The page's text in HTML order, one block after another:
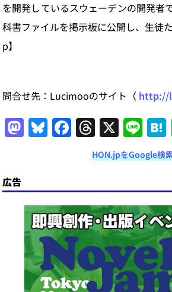
を開発しているスウェーデンの開発者
科書ファイルを掲示板に公開し、生徒
p】
問合せ先：Lucimooのサイト（ http://
M
a
o
d
o
n
Bl
u
s
k
y
F
a
e
b
o
o
k
T
h
re
a
d
s
X Li
n
e
HON.jpをGoogle検
広告